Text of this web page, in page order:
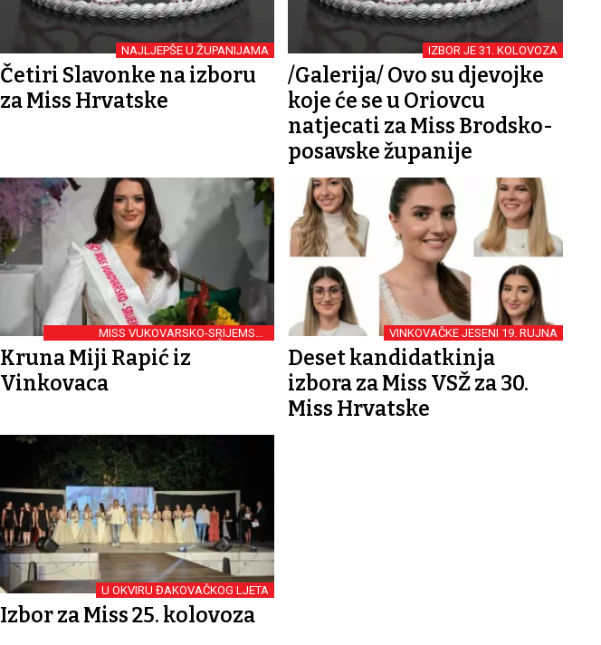
NAJLJEPŠE U ŽUPANIJAMA
Četiri Slavonke na izboru
za Miss Hrvatske
IZBOR JE 31. KOLOVOZA
/Galerija/ Ovo su djevojke
koje će se u Oriovcu
natjecati za Miss Brodsko-
posavske županije
MISS VUKOVARSKO-SRIJEMSKE
ŽUPANIJE
Kruna Miji Rapić iz
Vinkovaca
VINKOVAČKE JESENI 19. RUJNA
Deset kandidatkinja
izbora za Miss VSŽ za 30.
Miss Hrvatske
U OKVIRU ĐAKOVAČKOG LJETA
Izbor za Miss 25. kolovoza